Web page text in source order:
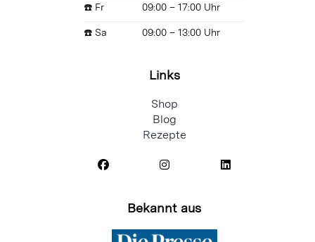
☎️ Fr 09:00 – 17:00 Uhr
☎️ Sa 09:00 – 13:00 Uhr
Links
Shop
Blog
Rezepte
Bekannt aus